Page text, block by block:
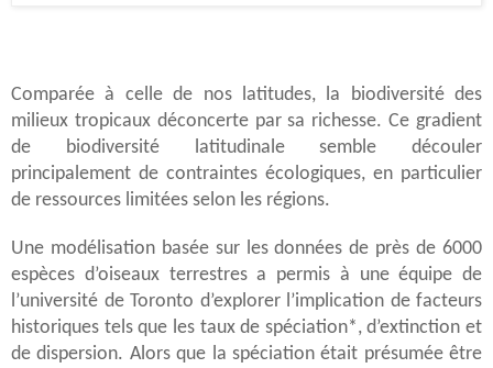
Comparée à celle de nos latitudes, la biodiversité des
milieux tropicaux déconcerte par sa richesse. Ce gradient
de biodiversité latitudinale semble découler
principalement de contraintes écologiques, en particulier
de ressources limitées selon les régions.
Une modélisation basée sur les données de près de 6000
espèces d’oiseaux terrestres a permis à une équipe de
l’université de Toronto d’explorer l’implication de facteurs
historiques tels que les taux de spéciation*, d’extinction et
de dispersion. Alors que la spéciation était présumée être